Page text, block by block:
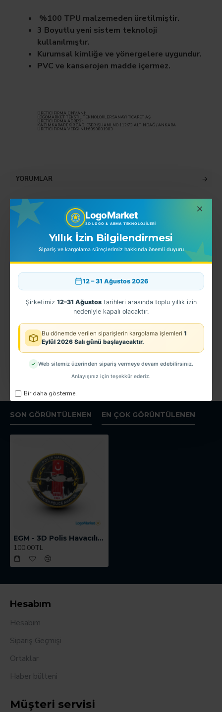
LogoMarket
3D LOGO & ARMA TEKNOLOJILERI
Yıllık İzin Bilgilendirmesi
Sipariş ve kargolama süreçlerimiz hakkında önemli duyuru
12 – 31 Ağustos 2026
Şirketimiz 12–31 Ağustostarihleri arasında toplu yıllık izin
nedeniyle kapalı olacaktır.
Bu dönemde verilen siparişlerin kargolama işlemleri 1
Eylül 2026 Salı günü başlayacaktır.
Web sitemiz üzerinden sipariş vermeye devam edebilirsiniz.
Anlayışınız için teşekkür ederiz.
Bir daha gösterme.
%100 TPU malzemeden üretilmiştir.
3 Boyutlu yeni sistem teknoloji
kullanılmıştır.
Kurumsal kimliğe ve yönergelere uygundur.
PVC ve kanserojen madde içermez.
ÜRETİCİ FİRMA ÜNVANI:
LOGOMARKET TEKSTİL TEKNOLOJİLER SANAYİ TİCARET AŞ
ÜRETİCİ FİRMA ADRESİ :
KAZIMKARABEKİR CAD. ESER İŞHANI NO 112/73 ALTINDAĞ / ANKARA
ÜRETİCİ FİRMA VERGİ NU:6090881983
YORUMLAR
BENZER ÜRÜNLER EN ÇOK SATINLANLAR
EGM - 3D Polis Apoleti (3.Sınıf Emniyet Müdürü) TPU ARMALI
EGM Deniz Polisi Kol Arması
SON GÖRÜNTÜLENEN EN ÇOK GÖRÜNTÜLENEN
EGM - 3D Polis Havacılık Uçak Kol Arması TPU
100,00TL
Hesabım
Hesabım
Sipariş Geçmişi
Ortaklar
Haber bülteni
Müşteri servisi